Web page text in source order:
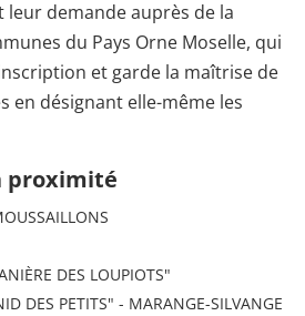
leur demande auprès de la
du Pays Orne Moselle, qui
et garde la maîtrise de
en désignant elle-même les
proximité
DES LOUPIOTS"
DES PETITS" - MARANGE-SILVANGE